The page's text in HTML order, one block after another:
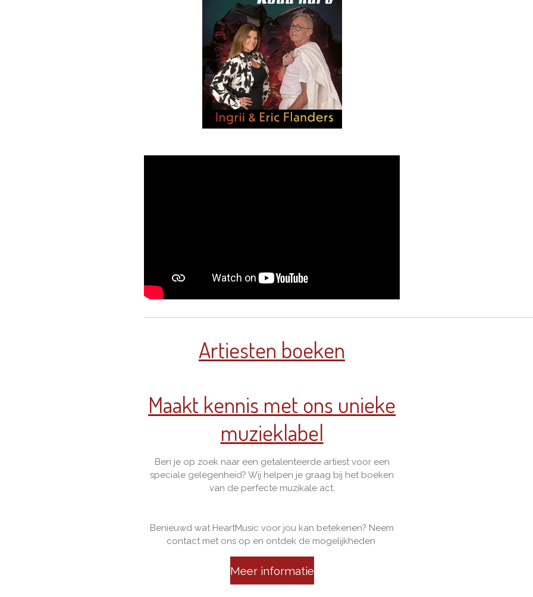
Artiesten boeken
Maakt kennis met ons unieke
muzieklabel
Ben je op zoek naar een getalenteerde artiest voor een
speciale gelegenheid? Wij helpen je graag bij het boeken
van de perfecte muzikale act.
Benieuwd wat HeartMusic voor jou kan betekenen? Neem
contact met ons op en ontdek de mogelijkheden
Meer informatie